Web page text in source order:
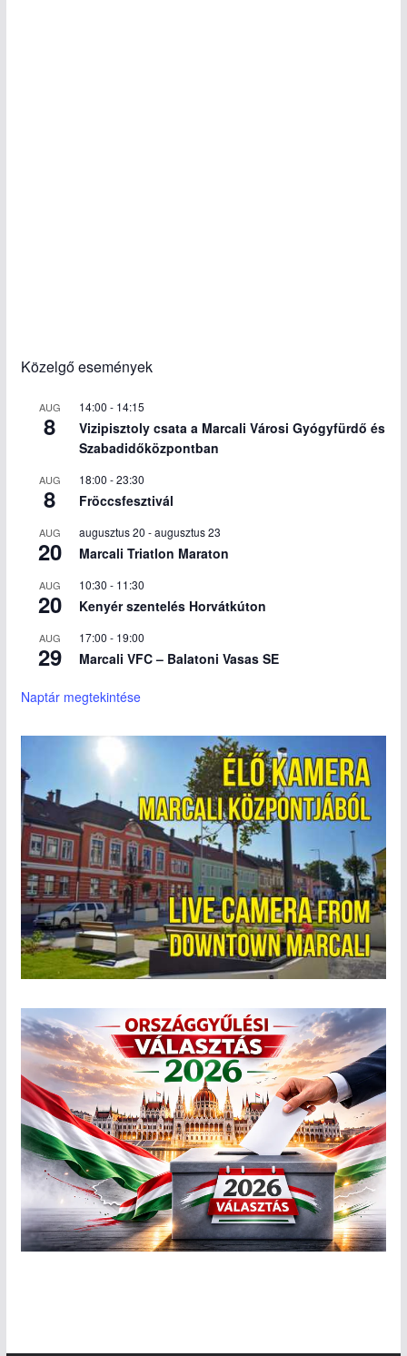
Közelgő események
AUG
8
14:00 - 14:15
Vizipisztoly csata a Marcali Városi Gyógyfürdő és
Szabadidőközpontban
AUG
8
18:00 -23:30
Fröccsfesztivál
AUG
20
augusztus 20 -augusztus 23
Marcali Triatlon Maraton
AUG
20
10:30 - 11:30
Kenyér szentelés Horvátkúton
AUG
29
17:00 - 19:00
Marcali VFC – Balatoni Vasas SE
Naptár megtekintése